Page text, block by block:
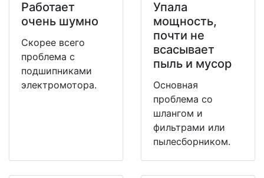
Работает
очень шумно
Скорее всего
проблема с
подшипниками
электромотора.
Упала
мощность,
почти не
всасывает
пыль и мусор
Основная
проблема со
шлангом и
фильтрами или
пылесборником.